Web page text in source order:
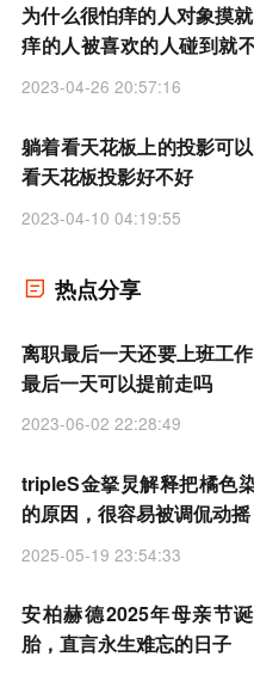
为什么很怕痒的人对象摸
痒的人被喜欢的人碰到就
的原因
2023-04-26 20:57:16
躺着看天花板上的投影可
看天花板投影好不好
2023-04-10 04:19:55
热点分享
离职最后一天还要上班工
最后一天可以提前走吗
2023-06-02 22:28:49
tripleS金拏炅解释把橘色
的原因，很容易被调侃动摇
2025-05-19 23:54:33
安柏赫德2025年母亲节
胎，直言永生难忘的日子